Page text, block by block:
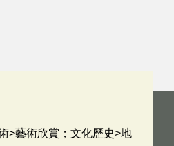
>藝術欣賞；文化歷史>地